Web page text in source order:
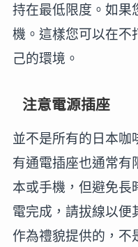
持在最低限度。如果
機。這樣您可以在不
己的環境。
注意電源插座
並不是所有的日本咖
有通電插座也通常有
本或手機，但避免長
電完成，請拔線以便
作為禮貌提供的，不